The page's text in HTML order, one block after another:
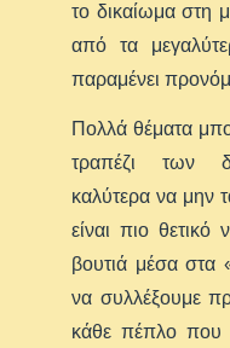
το δικαίωμα στη
από τα
παραμένει
Πολλά θέματα
τραπέζι των
καλύτερα να μην
είναι πιο θετικό
βουτιά μέσα στα
να συλλέξουμε
κάθε πέπλο που